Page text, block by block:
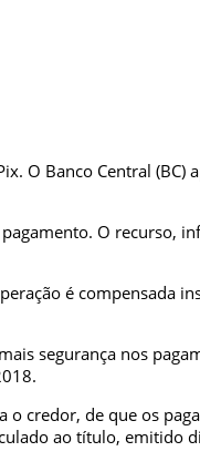
O Banco Central (BC)
O recurso,
é compensada
segurança nos
credor, de que os
ao título, emitido